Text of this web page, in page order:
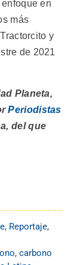
en
más
y
de 2021
Planeta,
Periodistas
del que
, Reportaje,
, carbono